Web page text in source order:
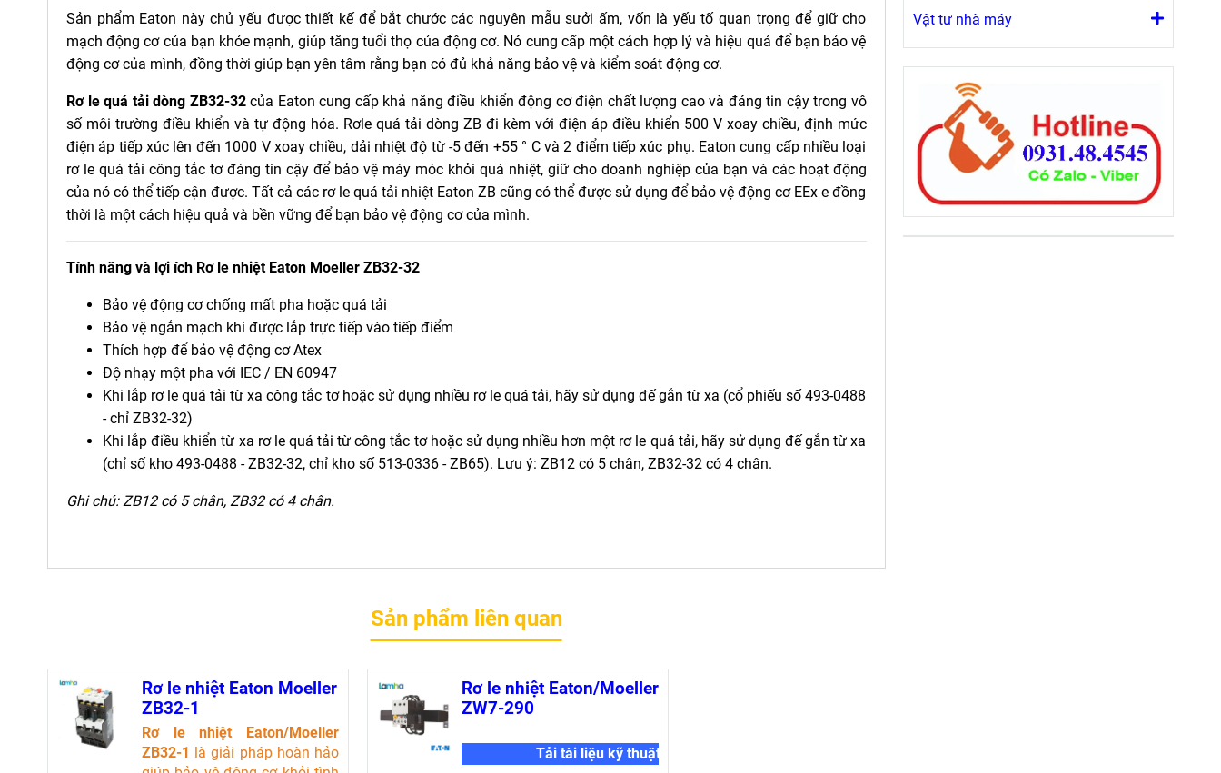
Sản phẩm Eaton này chủ yếu được thiết kế để bắt chước các nguyên mẫu sưởi ấm, vốn là yếu tố quan trọng để giữ cho
mạch động cơ của bạn khỏe mạnh, giúp tăng tuổi thọ của động cơ. Nó cung cấp một cách hợp lý và hiệu quả để bạn bảo vệ
động cơ của mình, đồng thời giúp bạn yên tâm rằng bạn có đủ khả năng bảo vệ và kiểm soát động cơ.
Rơ le quá tải dòng ZB32-32 của Eaton cung cấp khả năng điều khiển động cơ điện chất lượng cao và đáng tin cậy trong vô
số môi trường điều khiển và tự động hóa. Rơle quá tải dòng ZB đi kèm với điện áp điều khiển 500 V xoay chiều, định mức
điện áp tiếp xúc lên đến 1000 V xoay chiều, dải nhiệt độ từ -5 đến +55 ° C và 2 điểm tiếp xúc phụ. Eaton cung cấp nhiều loại
rơ le quá tải công tắc tơ đáng tin cậy để bảo vệ máy móc khỏi quá nhiệt, giữ cho doanh nghiệp của bạn và các hoạt động
của nó có thể tiếp cận được. Tất cả các rơ le quá tải nhiệt Eaton ZB cũng có thể được sử dụng để bảo vệ động cơ EEx e đồng
thời là một cách hiệu quả và bền vững để bạn bảo vệ động cơ của mình.
Tính năng và lợi ích Rơ le nhiệt Eaton Moeller ZB32-32
Bảo vệ động cơ chống mất pha hoặc quá tải
Bảo vệ ngắn mạch khi được lắp trực tiếp vào tiếp điểm
Thích hợp để bảo vệ động cơ Atex
Độ nhạy một pha với IEC / EN 60947
Khi lắp rơ le quá tải từ xa công tắc tơ hoặc sử dụng nhiều rơ le quá tải, hãy sử dụng đế gắn từ xa (cổ phiếu số 493-0488
- chỉ ZB32-32)
Khi lắp điều khiển từ xa rơ le quá tải từ công tắc tơ hoặc sử dụng nhiều hơn một rơ le quá tải, hãy sử dụng đế gắn từ xa
(chỉ số kho 493-0488 - ZB32-32, chỉ kho số 513-0336 - ZB65). Lưu ý: ZB12 có 5 chân, ZB32-32 có 4 chân.
Ghi chú: ZB12 có 5 chân, ZB32 có 4 chân.
Sản phẩm liên quan
Rơ le nhiệt Eaton Moeller
ZB32-1
Rơ le nhiệt Eaton/Moeller
ZB32-1 là giải pháp hoàn hảo
Rơ le nhiệt Eaton/Moeller
ZW7-290
Tải tài liệu kỹ thuật
Vật tư nhà máy